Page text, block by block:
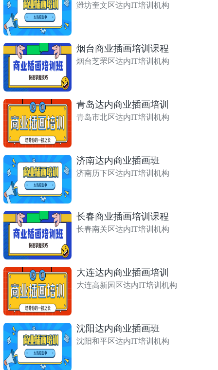
潍坊奎文区达内IT培训机构
烟台商业插画培训课程
烟台芝罘区达内IT培训机构
青岛达内商业插画培训
青岛市北区达内IT培训机构
济南达内商业插画班
济南历下区达内IT培训机构
长春商业插画培训课程
长春南关区达内IT培训机构
大连达内商业插画培训
大连高新园区达内IT培训机构
沈阳达内商业插画班
沈阳和平区达内IT培训机构